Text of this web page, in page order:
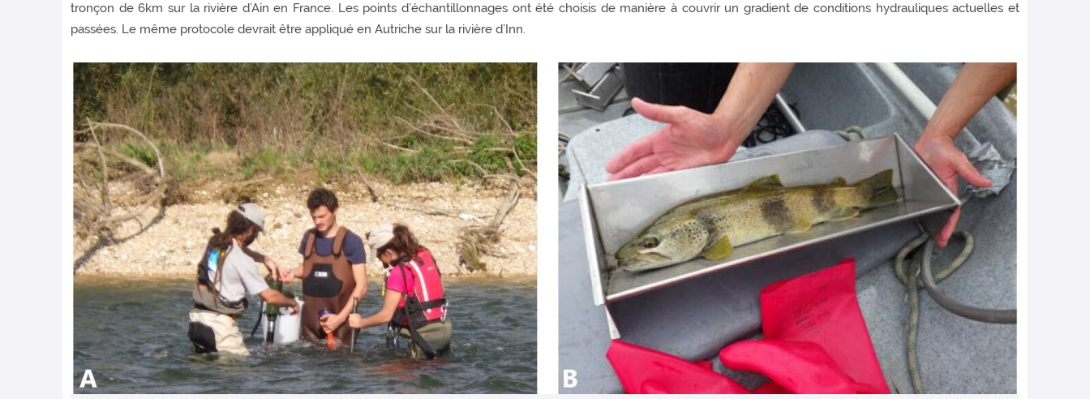
tronçon de 6km sur la rivière d’Ain en France. Les points d’échantillonnages ont été choisis de manière à couvrir un gradient de conditions hydrauliques actuelles et
passées. Le même protocole devrait être appliqué en Autriche sur la rivière d’Inn.